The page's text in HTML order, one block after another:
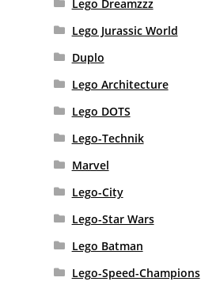
Lego Dreamzzz
Lego Jurassic World
Duplo
Lego Architecture
Lego DOTS
Lego-Technik
Marvel
Lego-City
Lego-Star Wars
Lego Batman
Lego-Speed-Champions